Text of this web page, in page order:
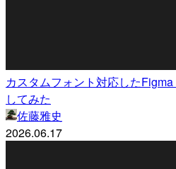
カスタムフォント対応した
してみた
佐藤雅史
2026.06.17